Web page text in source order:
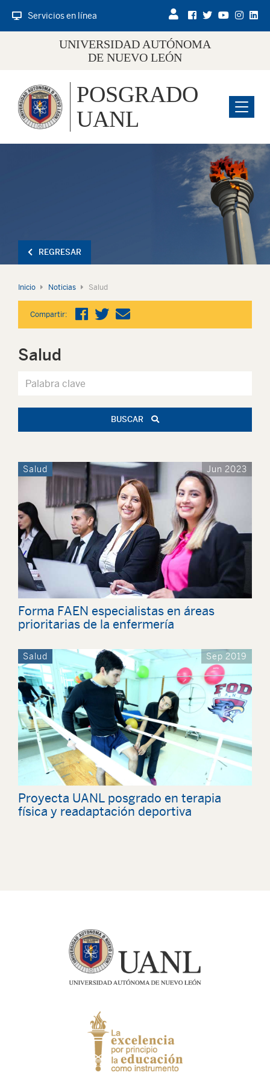
Servicios en línea
UNIVERSIDAD AUTÓNOMA
DE NUEVO LEÓN
Menu
POSGRADO
UANL
REGRESAR
Inicio Noticias Salud
Compartir:
Salud
BUSCAR
Salud Jun 2023
Forma FAEN especialistas en áreas
prioritarias de la enfermería
Salud Sep 2019
Proyecta UANL posgrado en terapia
física y readaptación deportiva